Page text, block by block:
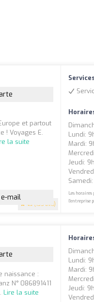
4.1 (135 avis)
et partout
! Voyages E.
la suite
mail
Lundi:
Mardi:
Jeudi:
Samedi:
Les horaires
l'entreprise
naissance :
N° 086891411
Lire la suite
Lundi:
Mardi:
Jeudi: